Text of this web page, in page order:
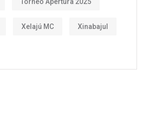
Xelajú MC Xinabajul